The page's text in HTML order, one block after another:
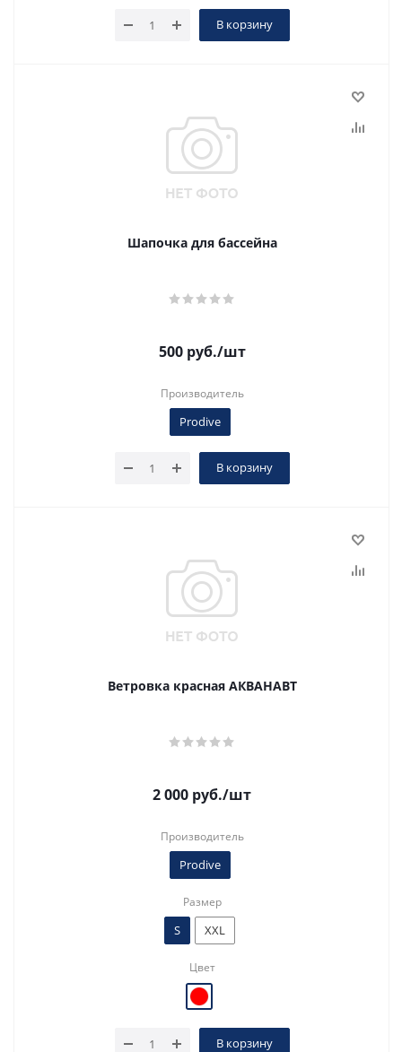
В корзину
Шапочка для бассейна
500руб./шт
Производитель
Prodive
В корзину
Ветровка красная АКВАНАВТ
2 000 руб./шт
Производитель
Prodive
Размер
S XXL
Цвет
В корзину